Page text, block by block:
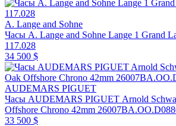
A. Lange and Sohne
Часы A. Lange and Sohne Lange 1 Grand
117.028
34 500 $
AUDEMARS PIGUET
Часы AUDEMARS PIGUET Arnold
Offshore Chrono 42mm
33 500 $